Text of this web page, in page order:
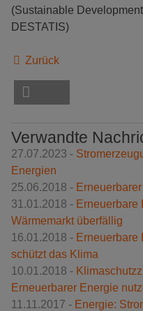
(Sustainable
DESTATIS)
Zurück
Verwandte
27.07.2023 -
Energien
25.06.2018 -
31.01.2018 - Erneuerbare
Wärmemarkt überfällig
16.01.2018 - Erneuerbare
schützt das Klima
10.01.2018 -
Erneuerbarer Energie
11.11.2017 - Energie: